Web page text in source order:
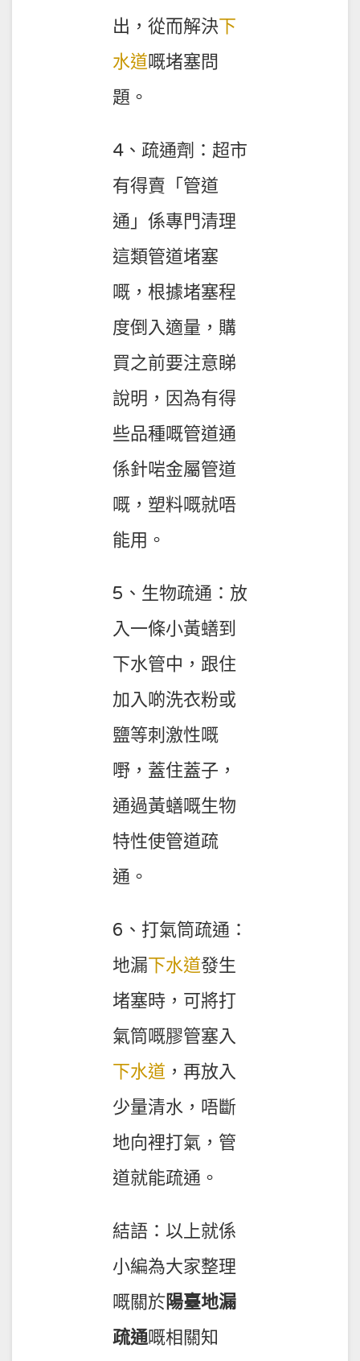
出，從而解決下
水道嘅堵塞問
題。
4、疏通劑：超市
有得賣「管道
通」係專門清理
這類管道堵塞
嘅，根據堵塞程
度倒入適量，購
買之前要注意睇
說明，因為有得
些品種嘅管道通
係針啱金屬管道
嘅，塑料嘅就唔
能用。
5、生物疏通：放
入一條小黃蟮到
下水管中，跟住
加入啲洗衣粉或
鹽等刺激性嘅
嘢，蓋住蓋子，
通過黃蟮嘅生物
特性使管道疏
通。
6、打氣筒疏通：
地漏下水道發生
堵塞時，可將打
氣筒嘅膠管塞入
下水道 ，再放入
少量清水，唔斷
地向裡打氣，管
道就能疏通。
結語：以上就係
小編為大家整理
嘅關於陽臺地漏
疏通嘅相關知